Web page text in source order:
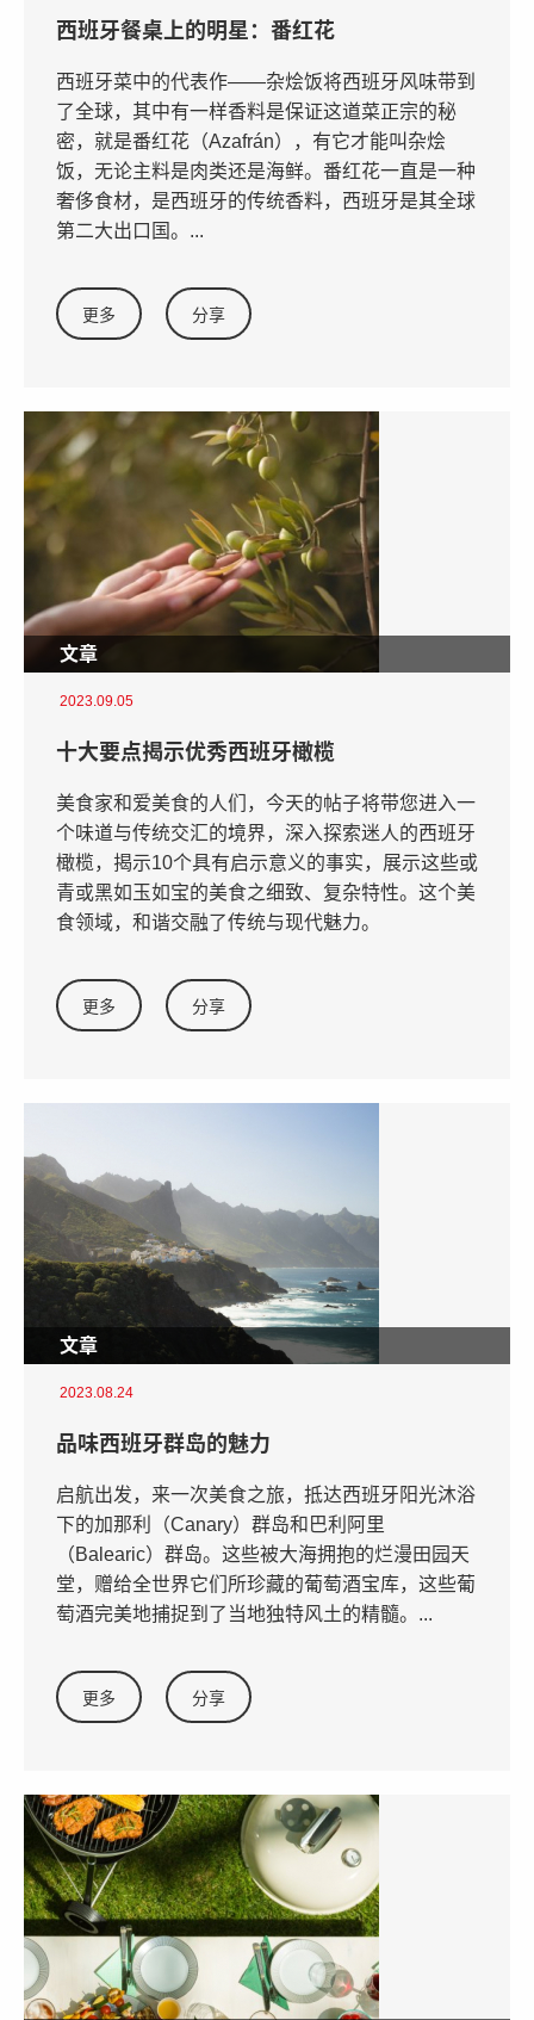
西班牙餐桌上的明星：番红花
西班牙菜中的代表作——杂烩饭将西班牙风味带到
了全球，其中有一样香料是保证这道菜正宗的秘
密，就是番红花（Azafrán），有它才能叫杂烩
饭，无论主料是肉类还是海鲜。番红花一直是一种
奢侈食材，是西班牙的传统香料，西班牙是其全球
第二大出口国。...
更多 分享
文章
2023.09.05
十大要点揭示优秀西班牙橄榄
美食家和爱美食的人们，今天的帖子将带您进入一
个味道与传统交汇的境界，深入探索迷人的西班牙
橄榄，揭示10个具有启示意义的事实，展示这些或
青或黑如玉如宝的美食之细致、复杂特性。这个美
食领域，和谐交融了传统与现代魅力。
更多 分享
文章
2023.08.24
品味西班牙群岛的魅力
启航出发，来一次美食之旅，抵达西班牙阳光沐浴
下的加那利（Canary）群岛和巴利阿里
（Balearic）群岛。这些被大海拥抱的烂漫田园天
堂，赠给全世界它们所珍藏的葡萄酒宝库，这些葡
萄酒完美地捕捉到了当地独特风土的精髓。...
更多 分享